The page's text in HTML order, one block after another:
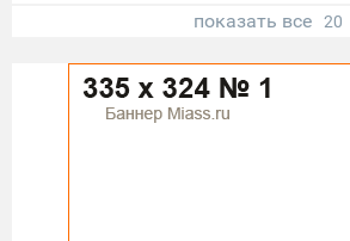
показать все 20